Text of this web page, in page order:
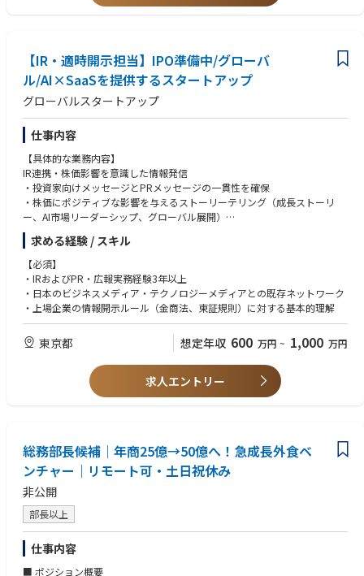
会場設営など）を経験していただき、徐々に企画立案や経営層への説明な
どの上流工程にも携わっていただきます。その後将来的には、各イベント
のプロジェクトリーダーとして、企画から実行まで一貫して推進する役割
を担っていただくことを想定しております。
また、様々な部署との接点を通じてダイハツの事業を総合的に理解できる
ため、将来的には同部署のリーダーや、技術系出身の方であれば技術開発
部門、事務系出身の方であれば企画部門や広報部門など、幅広いキャリア
パスが考えられます。
【ポジションの魅力について】
ダイハツブランドを社会に発信する“会社の顔”として、大きな影響力を持
つ仕事に携わることができるポジションです。経営層と近い距離で、企画
の背景や価値を直接届けながら意思決定に関わる経験が得られるのも魅力
の一つです。また、企画立案から実行、振り返りまで一貫して関わること
す。発信を通じてお客様やステークホルダーに共感が広がっていくダイナ
ミックさを味わえると同時に、社内外の多様な関係者との連携を通じて視
野を大きく広げることができます。さらに、メディアに取り上げられる機
会もあるなど、社会的な注目度の高い領域で活躍できる点も大きな魅力で
す。
いと考えており、広報を広くご担当頂ける方を募集いたします。
【本ポジションの魅力】
■広報業務を一貫して担当
情報発信の企画から実行まで自由度高く、ご自身で手を動かして推進して
いくポジションです。
■経営との距離の近さ
経営陣と直接連携しながら情報発信を進めるため、事業全体を俯瞰した動
き方ができます。
■広報機能を作っていく面白さ
会社の成長フェーズに合わせて、広報の型や仕組みを一緒に作り上げてい
けます。
■成果が見えやすい
メディア掲載やSNS反応など、自分の仕事の成果がダイレクトに形になっ
て返ってくる環境です。
■採用広報・人事領域での発信経験
■経営陣と直接連携しながら情報発信戦略を立案した経験
■記者やメディア関係者とのコネクション
【IR・適時開示担当】IPO準備中/グローバ
ル/AI×SaaSを提供するスタートアップ
グローバルスタートアップ
仕事内容
【具体的な業務内容】
IR連携・株価影響を意識した情報発信
・投資家向けメッセージとPRメッセージの一貫性を確保
・株価にポジティブな影響を与えるストーリーテリング（成長ストーリ
ー、AI市場リーダーシップ、グローバル展開）
・アナリスト・機関投資家向けイベントでのPR支援
グローバルコミュニケーション
・日本語・英語でのプレスリリース・コンテンツ作成
・韓国・米国拠点のビジネスニュースを日本市場向けにローカライズ
・コーポレートウェブサイト、SNS、オウンドメディアの統括管理
※IR資料の作成は経営管理部門が行います。パブリックに対してコミュニ
PR戦略策定・実行
・上場企業としてのコーポレートPR戦略の策定と年間計画の立案
・日本市場向けを主軸としつつ、韓国・米国のビジネス成果も統合的に発
・決算発表、M&A、新製品リリース、大型受注等の戦略的タイミングでの
メディアとのリレーション構築
・プレスリリースの作成・配信、記者説明会の企画・運営
・CEO・経営陣のメディア露出機会の創出とスポークスパーソンとしての
ポジショニング
クライシスコミュニケーション
・ネガティブ報道や風評リスクへの対応戦略の策定・実行
・上場企業としてのディスクロージャールールを踏まえた情報発信のコン
プライアンス管理
求める経験 / スキル
【必須】
・IRおよびPR・広報実務経験3年以上
・日本のビジネスメディア・テクノロジーメディアとの既存ネットワーク
・上場企業の情報開示ルール（金商法、東証規則）に対する基本的理解
東京都 想定年収 600 万円 ~ 1,000 万円
求人エントリー
総務部長候補｜年商25億→50億へ！急成長外食ベ
ンチャー｜リモート可・土日祝休み
非公開
部長以上
仕事内容
■ ポジション概要